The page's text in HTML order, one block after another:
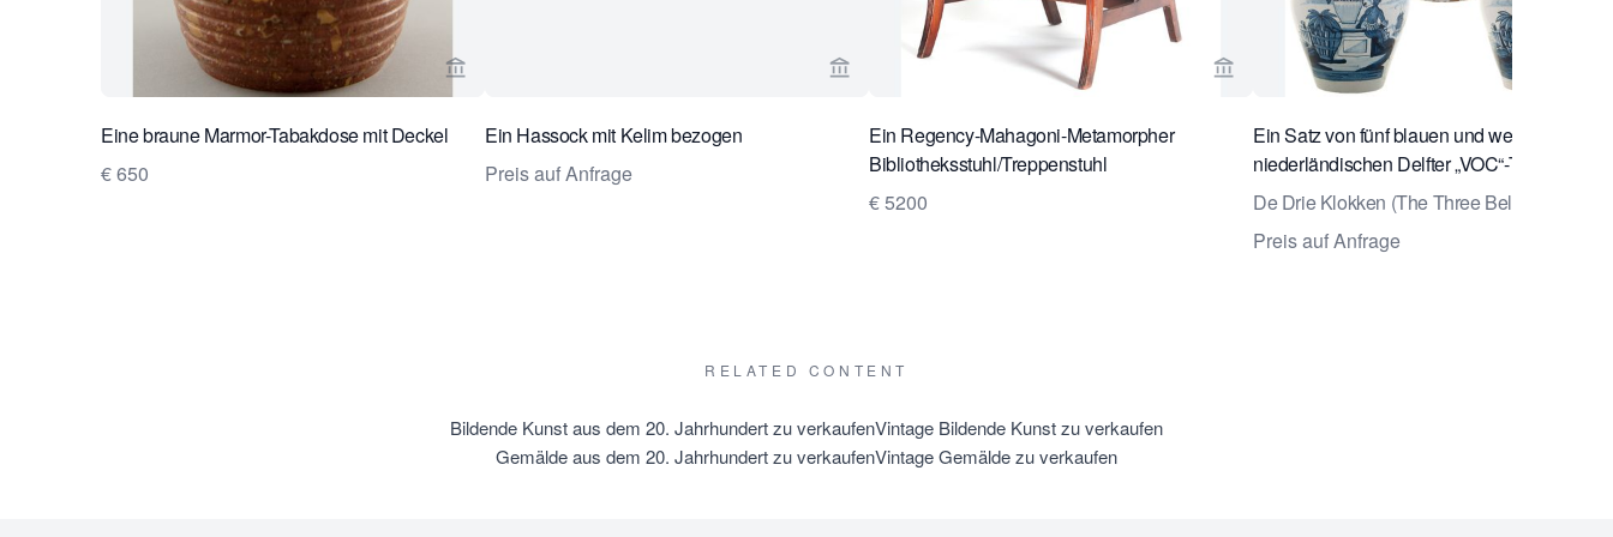
Verkaeuferseite von Van Nie Antiquairs ansehen
Eine braune Marmor-Tabakdose mit Deckel
€ 650
Verkaeuferseite von Van Nie Antiquairs ansehen
Ein Hassock mit Kelim bezogen
Preis auf Anfrage
Verkaeuferseite von Van Nie Antiquairs
Ein Regency-Mahagoni-Metamorpher
Bibliotheksstuhl/Treppenstuhl
€ 5200
Ein Satz von fünf blauen und weißen
niederländischen Delfter „VOC“-Tabakdosen
De Drie Klokken (The Three Bells) factory
Preis auf Anfrage
RELATED CONTENT
Bildende Kunst aus dem 20. Jahrhundert zu verkaufenVintage Bildende Kunst zu verkaufen
Gemälde aus dem 20. Jahrhundert zu verkaufenVintage Gemälde zu verkaufen